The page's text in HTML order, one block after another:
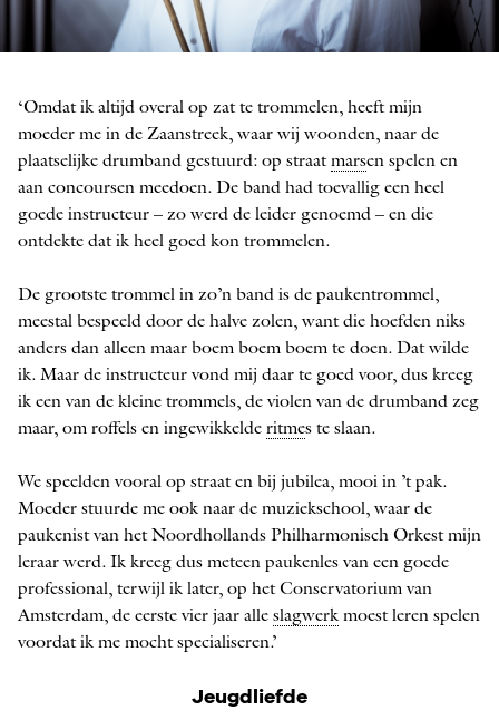
FOTO: SIMON VAN BOXTEL
‘Omdat ik altijd overal op zat te trommelen, heeft mijn
moeder me in de Zaanstreek, waar wij woonden, naar de
plaatselijke drumband gestuurd: op straatmarsen spelen en
aan concoursen meedoen. De band had toevallig een heel
goede instructeur – zo werd de leider genoemd – en die
ontdekte dat ik heel goed kon trommelen.
De grootste trommel in zo’n band is de paukentrommel,
meestal bespeeld door de halve zolen, want die hoefden niks
anders dan alleen maar boem boem boem te doen. Dat wilde
ik. Maar de instructeur vond mij daar te goed voor, dus kreeg
ik een van de kleine trommels, de violen van de drumband zeg
maar, om roffels en ingewikkelde ritmes te slaan.
We speelden vooral op straat en bij jubilea, mooi in ’t pak.
Moeder stuurde me ook naar de muziekschool, waar de
paukenist van het Noordhollands Philharmonisch Orkest mijn
leraar werd. Ik kreeg dus meteen paukenles van een goede
professional, terwijl ik later, op het Conservatorium van
Amsterdam, de eerste vier jaar alle slagwerk moest leren spelen
voordat ik me mocht specialiseren.’
Jeugdliefde